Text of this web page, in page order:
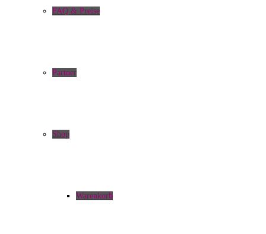
FAQ & Preise
Partner
Shop
Warenkorb